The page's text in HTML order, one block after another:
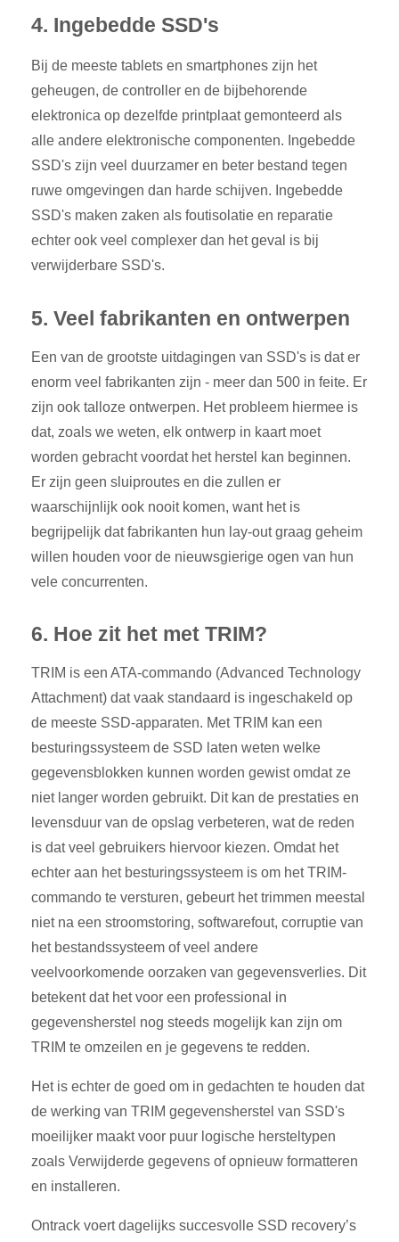
4. Ingebedde SSD's
Bij de meeste tablets en smartphones zijn het
geheugen, de controller en de bijbehorende
elektronica op dezelfde printplaat gemonteerd als
alle andere elektronische componenten. Ingebedde
SSD's zijn veel duurzamer en beter bestand tegen
ruwe omgevingen dan harde schijven. Ingebedde
SSD's maken zaken als foutisolatie en reparatie
echter ook veel complexer dan het geval is bij
verwijderbare SSD's.
5. Veel fabrikanten en ontwerpen
Een van de grootste uitdagingen van SSD's is dat er
enorm veel fabrikanten zijn - meer dan 500 in feite. Er
zijn ook talloze ontwerpen. Het probleem hiermee is
dat, zoals we weten, elk ontwerp in kaart moet
worden gebracht voordat het herstel kan beginnen.
Er zijn geen sluiproutes en die zullen er
waarschijnlijk ook nooit komen, want het is
begrijpelijk dat fabrikanten hun lay-out graag geheim
willen houden voor de nieuwsgierige ogen van hun
vele concurrenten.
6. Hoe zit het met TRIM?
TRIM is een ATA-commando (Advanced Technology
Attachment) dat vaak standaard is ingeschakeld op
de meeste SSD-apparaten. Met TRIM kan een
besturingssysteem de SSD laten weten welke
gegevensblokken kunnen worden gewist omdat ze
niet langer worden gebruikt. Dit kan de prestaties en
levensduur van de opslag verbeteren, wat de reden
is dat veel gebruikers hiervoor kiezen. Omdat het
echter aan het besturingssysteem is om het TRIM-
commando te versturen, gebeurt het trimmen meestal
niet na een stroomstoring, softwarefout, corruptie van
het bestandssysteem of veel andere
veelvoorkomende oorzaken van gegevensverlies. Dit
betekent dat het voor een professional in
gegevensherstel nog steeds mogelijk kan zijn om
TRIM te omzeilen en je gegevens te redden.
Het is echter de goed om in gedachten te houden dat
de werking van TRIM gegevensherstel van SSD's
moeilijker maakt voor puur logische hersteltypen
zoals Verwijderde gegevens of opnieuw formatteren
en installeren.
Ontrack voert dagelijks succesvolle SSD recovery’s